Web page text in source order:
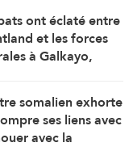
ont éclaté entre
et les forces
à Galkayo,
somalien exhorte
ses liens avec
avec la